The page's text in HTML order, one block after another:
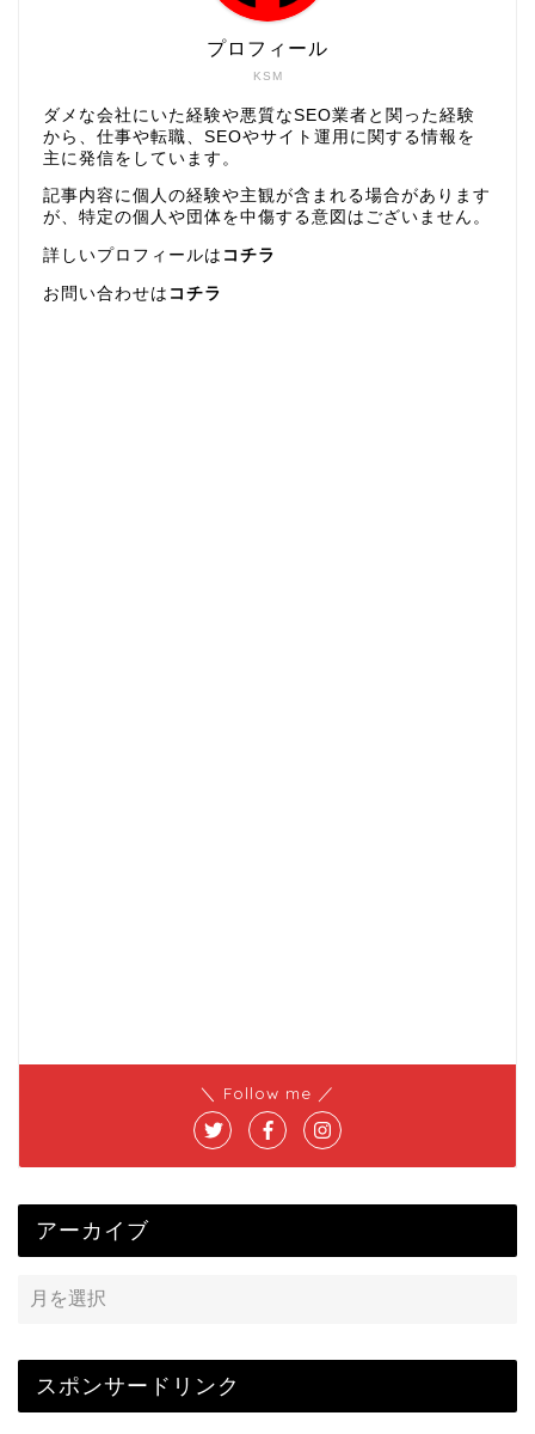
KSM
プロフィール
ダメな会社にいた経験や悪質なSEO業者と関った経験
から、仕事や転職、SEOやサイト運用に関する情報を
主に発信をしています。
記事内容に個人の経験や主観が含まれる場合があります
が、特定の個人や団体を中傷する意図はございません。
詳しいプロフィールは コチラ
お問い合わせは コチラ
＼ Follow me ／
アーカイブ
スポンサードリンク